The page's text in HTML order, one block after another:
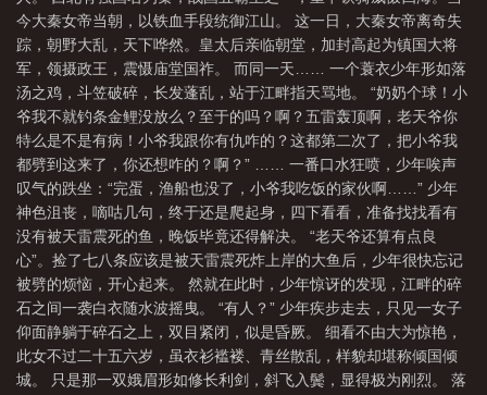
今大秦女帝当朝，以铁血手段统御江山。 这一日，大秦女帝离奇失
踪，朝野大乱，天下哗然。皇太后亲临朝堂，加封高起为镇国大将
军，领摄政王，震慑庙堂国祚。 而同一天…… 一个蓑衣少年形如落
汤之鸡，斗笠破碎，长发蓬乱，站于江畔指天骂地。 “奶奶个球！小
爷我不就钓条金鲤没放么？至于的吗？啊？五雷轰顶啊，老天爷你
特么是不是有病！小爷我跟你有仇咋的？这都第二次了，把小爷我
都劈到这来了，你还想咋的？啊？” …… 一番口水狂喷，少年唉声
叹气的跌坐：“完蛋，渔船也没了，小爷我吃饭的家伙啊……” 少年
神色沮丧，嘀咕几句，终于还是爬起身，四下看看，准备找找看有
没有被天雷震死的鱼，晚饭毕竟还得解决。 “老天爷还算有点良
心”。捡了七八条应该是被天雷震死炸上岸的大鱼后，少年很快忘记
被劈的烦恼，开心起来。 然就在此时，少年惊讶的发现，江畔的碎
石之间一袭白衣随水波摇曳。 “有人？” 少年疾步走去，只见一女子
仰面静躺于碎石之上，双目紧闭，似是昏厥。 细看不由大为惊艳，
此女不过二十五六岁，虽衣衫褴褛、青丝散乱，样貌却堪称倾国倾
城。 只是那一双娥眉形如修长利剑，斜飞入鬓，显得极为刚烈。 落